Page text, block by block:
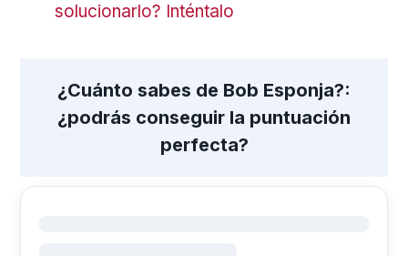
solucionarlo? Inténtalo
¿Cuánto sabes de Bob Esponja?:
¿podrás conseguir la puntuación
perfecta?